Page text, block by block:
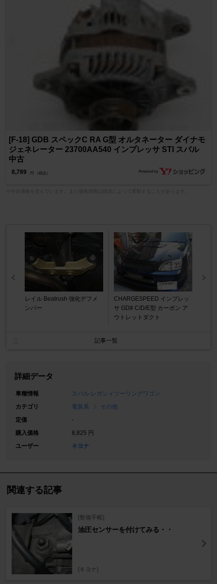
[F-18] GDB スペックC RA G型 オルタネーター ダイナモ
ジェネレーター 23700AA540 インプレッサ STI スバル
中古
8,789 円 （税込）
レイル Beatrush 強化デフメ
ンバー
CHARGESPEED インプレッ
サ GD# C/D/E型 カーボン ア
ウトレットダクト
記事一覧
詳細データ
車種情報
スバル レガシィツーリングワゴン
カテゴリ
電装系
その他
定価
-
購入価格
8,825 円
ユーザー
キヨナ
関連する記事
[整備手帳]
油圧センサーを付けてみる・・
[キヨナ]